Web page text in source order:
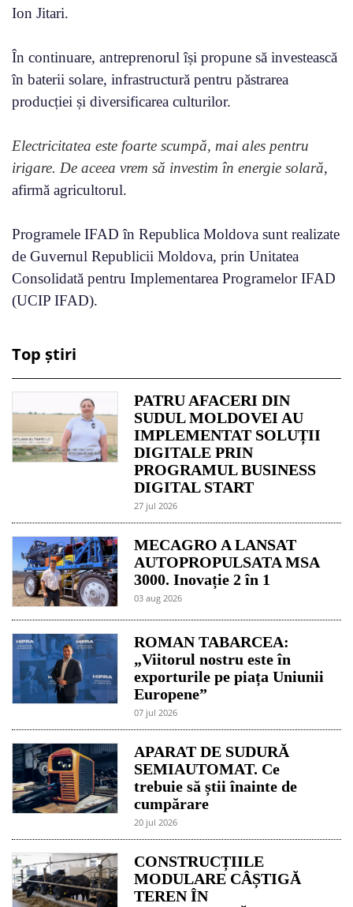
Ion Jitari.
În continuare, antreprenorul își propune să investească
în baterii solare, infrastructură pentru păstrarea
producției și diversificarea culturilor.
Electricitatea este foarte scumpă, mai ales pentru
irigare. De aceea vrem să investim în energie solară,
afirmă agricultorul.
Programele IFAD în Republica Moldova sunt realizate
de Guvernul Republicii Moldova, prin Unitatea
Consolidată pentru Implementarea Programelor IFAD
(UCIP IFAD).
Top știri
PATRU AFACERI DIN
SUDUL MOLDOVEI AU
IMPLEMENTAT SOLUȚII
DIGITALE PRIN
PROGRAMUL BUSINESS
DIGITAL START
27 jul 2026
MECAGRO A LANSAT
AUTOPROPULSATA MSA
3000. Inovație 2 în 1
03 aug 2026
ROMAN TABARCEA:
„Viitorul nostru este în
exporturile pe piața Uniunii
Europene”
07 jul 2026
APARAT DE SUDURĂ
SEMIAUTOMAT. Ce
trebuie să știi înainte de
cumpărare
20 jul 2026
CONSTRUCȚIILE
MODULARE CÂȘTIGĂ
TEREN ÎN